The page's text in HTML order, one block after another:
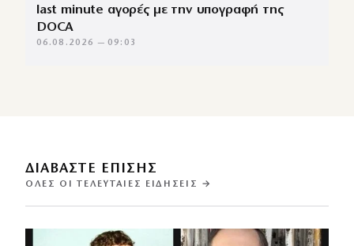
last minute αγορές με την υπογραφή της
DOCA
06.08.2026 — 09:03
ΔΙΑΒΑΣΤΕ ΕΠΙΣΗΣ
ΌΛΕΣ ΟΙ ΤΕΛΕΥΤΑΊΕΣ ΕΙΔΉΣΕΙΣ →